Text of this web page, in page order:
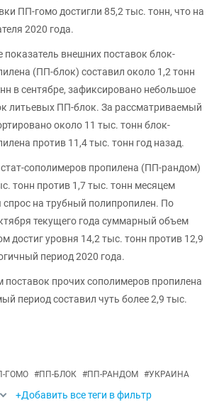
ПП-гомо достигли 85,2 тыс. тонн, что на
2020 года.
внешних поставок блок-
(ПП-блок) составил около 1,2 тонн
в сентябре, зафиксировано небольшое
литьевых ПП-блок. За рассматриваемый
около 11 тыс. тонн блок-
против 11,4 тыс. тонн год назад.
сополимеров пропилена (ПП-рандом)
тонн против 1,7 тыс. тонн месяцем
спрос на трубный полипропилен. По
текущего года суммарный объем
достиг уровня 14,2 тыс. тонн против 12,9
период 2020 года.
прочих сополимеров пропилена
период составил чуть более 2,9 тыс.
ГОМО #ПП-БЛОК #ПП-РАНДОМ #УКРАИНА
+Добавить все теги в фильтр